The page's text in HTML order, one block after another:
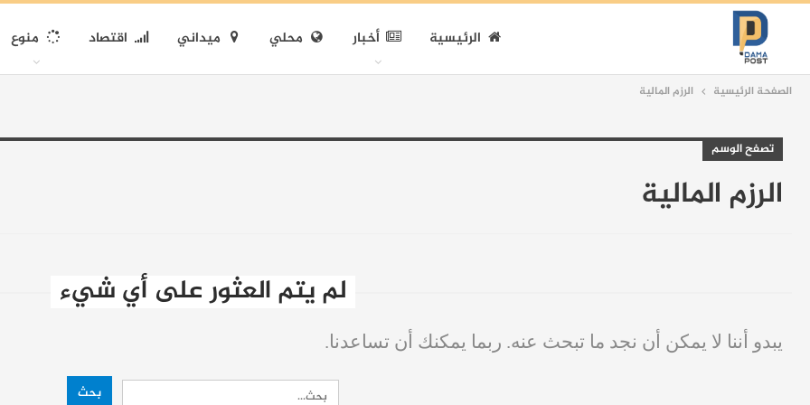
الرئيسية أخبار محلي ميداني اقتصاد منوع
الصفحة الرئيسية الرزم المالية
تصفح الوسم
الرزم المالية
لم يتم العثور على أي شيء
يبدو أننا لا يمكن أن نجد ما تبحث عنه. ربما يمكنك أن تساعدنا.